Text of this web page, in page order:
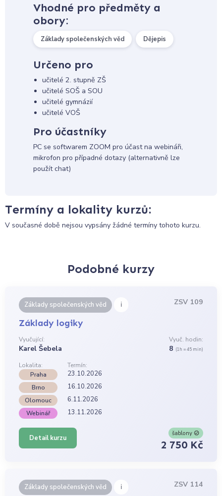
Vhodné pro předměty a
obory:
Základy společenských věd Dějepis
Určeno pro
učitelé 2. stupně ZŠ
učitelé SOŠ a SOU
učitelé gymnázií
učitelé VOŠ
Pro účastníky
PC se softwarem ZOOM pro účast na webináři,
mikrofon pro případné dotazy (alternativně lze
použít chat)
Termíny a lokality kurzů:
V současné době nejsou vypsány žádné termíny tohoto kurzu.
Podobné kurzy
Základy společenských věd i ZSV 109
Základy logiky
Vyučující:
Karel Šebela
Vyuč. hodin:
8 (1h = 45 min)
Lokalita:
Termín:
Praha
23.10.2026
Brno 16.10.2026
Olomouc 6.11.2026
Webinář 13.11.2026
Detail kurzu
šablony
2 750 Kč
Základy společenských věd i ZSV 114